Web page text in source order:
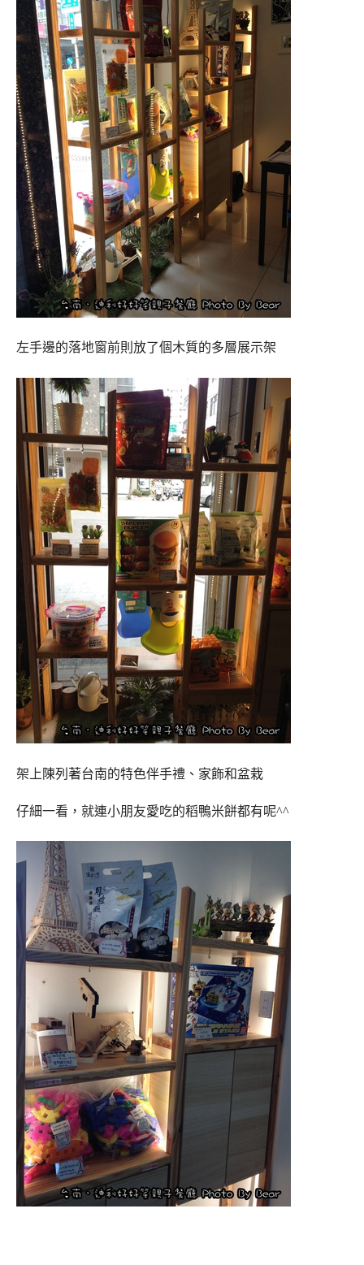
左手邊的落地窗前則放了個木質的多層展示架
架上陳列著台南的特色伴手禮、家飾和盆栽
仔細一看，就連小朋友愛吃的稻鴨米餅都有呢^^